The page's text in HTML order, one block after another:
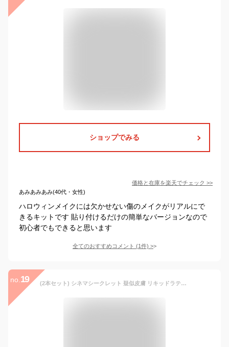
ショップでみる
価格と在庫を楽天でチェック >>
あみあみあみ(40代・女性)
ハロウィンメイクには欠かせない傷のメイクがリアルにで
きるキットです 貼り付けるだけの簡単なバージョンなので
初心者でもできると思います
全てのおすすめコメント (1件) >
no. 19 (2本セット) シネマシークレット 疑似皮膚 リキッドラテックス 30ml SL001 フェイス 特殊メイク 皮膚 レインフォレストフィルム コスプレ メール便 送料無料